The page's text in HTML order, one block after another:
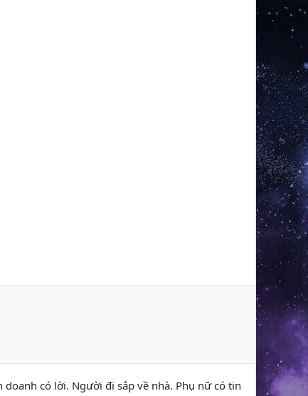
có lời. Người đi sắp về nhà. Phụ nữ có tin